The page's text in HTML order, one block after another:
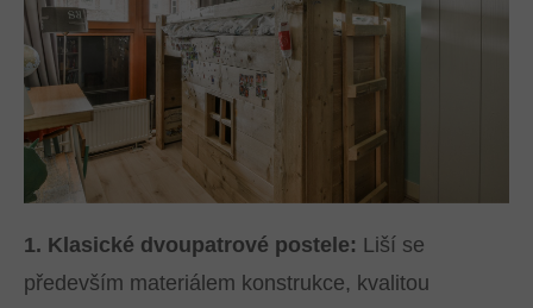
1. Klasické dvoupatrové postele: Liší se
především materiálem konstrukce, kvalitou